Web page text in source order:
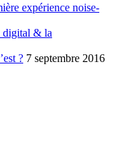
expérience noise-
digital & la
? 7 septembre 2016